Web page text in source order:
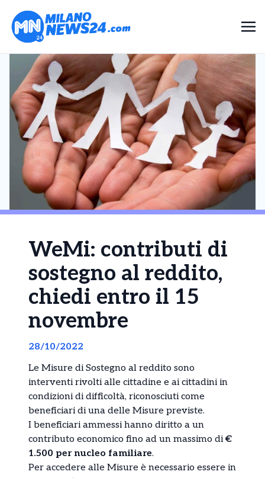
WeMi: contributi di
sostegno al reddito,
chiedi entro il 15
novembre
28/10/2022
Le Misure di Sostegno al reddito sono
interventi rivolti alle cittadine e ai cittadini in
condizioni di difficoltà, riconosciuti come
beneficiari di una delle Misure previste.
I beneficiari ammessi hanno diritto a un
contributo economico fino ad un massimo di €
1.500 per nucleo familiare.
Per accedere alle Misure è necessario essere in